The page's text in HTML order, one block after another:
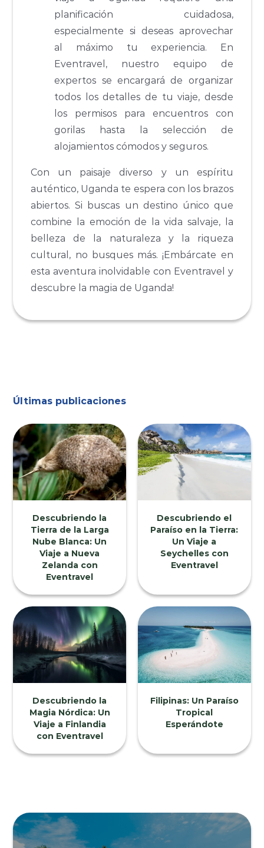
planificación cuidadosa,
especialmente si deseas aprovechar
al máximo tu experiencia. En
Eventravel, nuestro equipo de
expertos se encargará de organizar
todos los detalles de tu viaje, desde
los permisos para encuentros con
gorilas hasta la selección de
alojamientos cómodos y seguros.
Con un paisaje diverso y un espíritu
auténtico, Uganda te espera con los brazos
abiertos. Si buscas un destino único que
combine la emoción de la vida salvaje, la
belleza de la naturaleza y la riqueza
cultural, no busques más. ¡Embárcate en
esta aventura inolvidable con Eventravel y
descubre la magia de Uganda!
Últimas publicaciones
Descubriendo la
Tierra de la Larga
Nube Blanca: Un
Viaje a Nueva
Zelanda con
Eventravel
Descubriendo el
Paraíso en la Tierra:
Un Viaje a
Seychelles con
Eventravel
Descubriendo la
Magia Nórdica: Un
Viaje a Finlandia
con Eventravel
Filipinas: Un Paraíso
Tropical
Esperándote